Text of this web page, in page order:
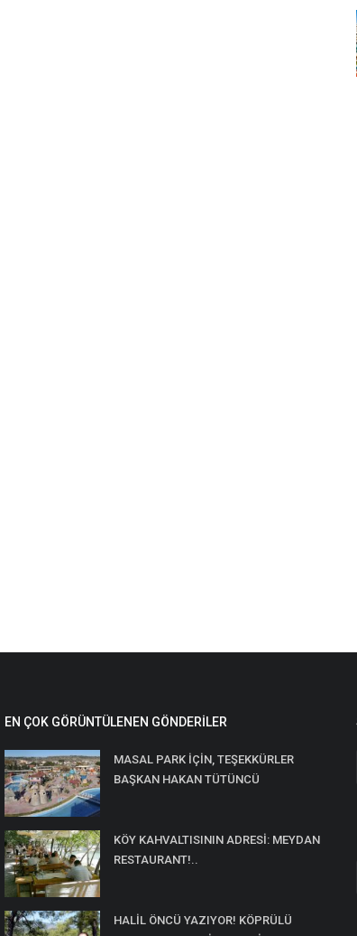
EN ÇOK GÖRÜNTÜLENEN GÖNDERILER
MASAL PARK İÇİN, TEŞEKKÜRLER
BAŞKAN HAKAN TÜTÜNCÜ
KÖY KAHVALTISININ ADRESİ: MEYDAN
RESTAURANT!..
HALİL ÖNCÜ YAZIYOR! KÖPRÜLÜ